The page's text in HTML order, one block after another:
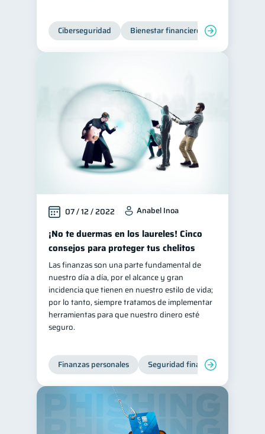
Ciberseguridad Bienestar financiero
07 / 12 / 2022 Anabel Inoa
¡No te duermas en los laureles! Cinco
consejos para proteger tus chelitos
Las finanzas son una parte fundamental de
nuestro día a día, por el alcance y gran
incidencia que tienen en nuestro estilo de vida;
por lo tanto, siempre tratamos de implementar
herramientas para que nuestro dinero esté
seguro.
Finanzas personales Seguridad financiera